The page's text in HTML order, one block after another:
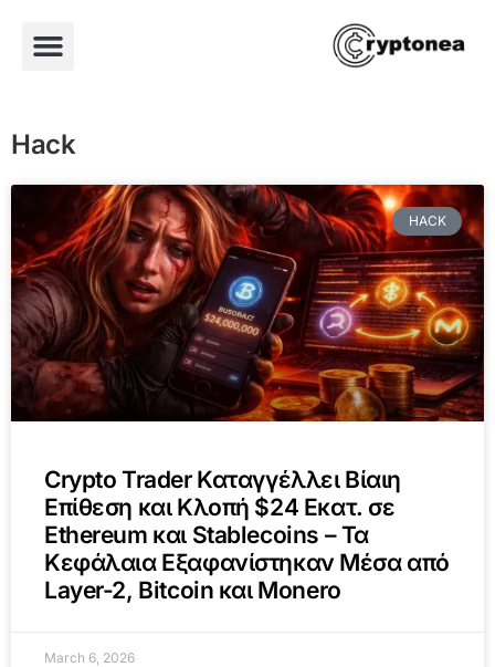
Hack
HACK
Crypto Trader Καταγγέλλει Βίαιη
Επίθεση και Κλοπή $24 Εκατ. σε
Ethereum και Stablecoins – Τα
Κεφάλαια Εξαφανίστηκαν Μέσα από
Layer-2, Bitcoin και Monero
March 6, 2026